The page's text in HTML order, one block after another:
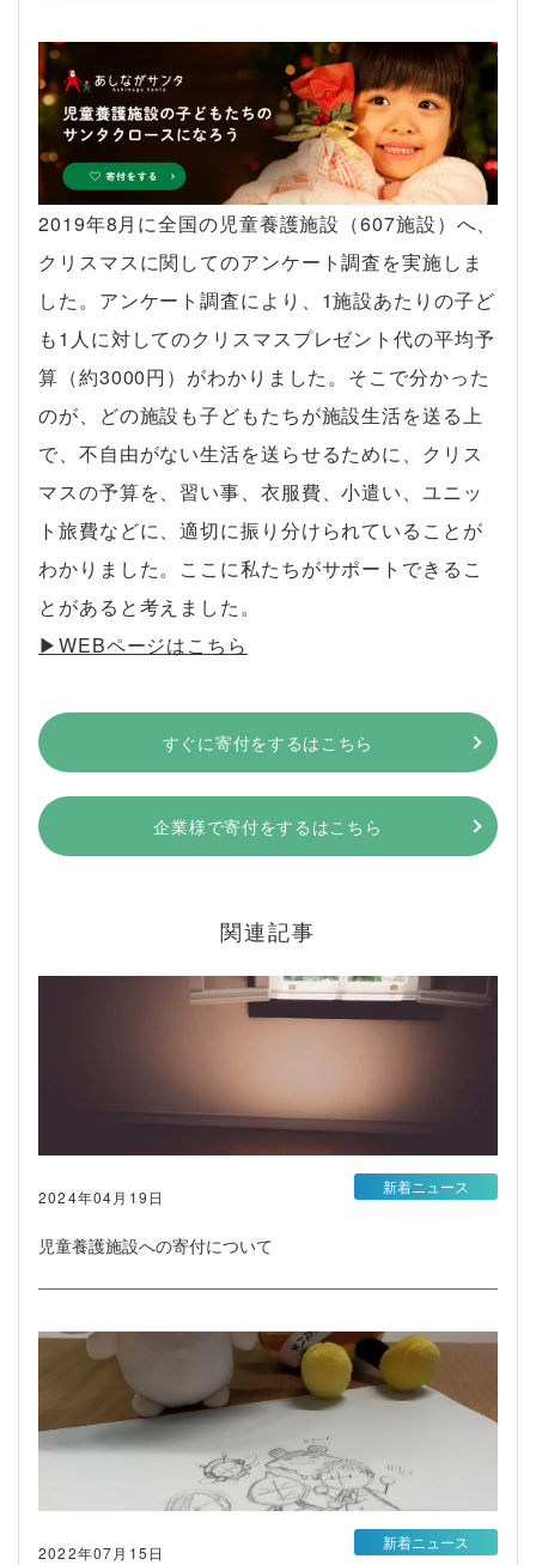
2019年8月に全国の児童養護施設（607施設）へ、
クリスマスに関してのアンケート調査を実施しま
した。アンケート調査により、1施設あたりの子ど
も1人に対してのクリスマスプレゼント代の平均予
算（約3000円）がわかりました。そこで分かった
のが、どの施設も子どもたちが施設生活を送る上
で、不自由がない生活を送らせるために、クリス
マスの予算を、習い事、衣服費、小遣い、ユニッ
ト旅費などに、適切に振り分けられていることが
わかりました。ここに私たちがサポートできるこ
とがあると考えました。
▶︎WEBページはこちら
すぐに寄付をするはこちら
企業様で寄付をするはこちら
関連記事
2024年04月19日
児童養護施設への寄付について
新着ニュース
2022年07月15日
新着ニュース